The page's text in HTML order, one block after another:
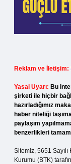
Reklam ve İletişim:
Yasal Uyarı: Bu
şirketi ile hiçbir
hazırladığımız
haber niteliği
paylaşım
benzerlikleri
Sitemiz, 5651
Kurumu (BTK)